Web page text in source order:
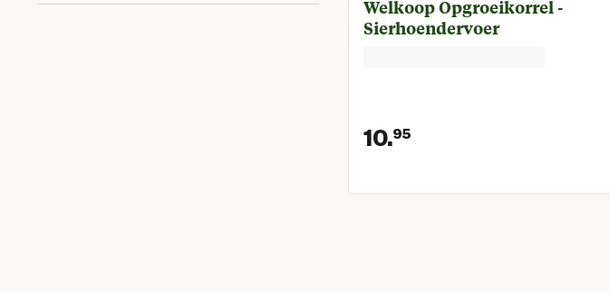
Kalkoen (3)
Welkoop Opgroeikorrel -
Sierhoendervoer
10.95
Huidige prijs €